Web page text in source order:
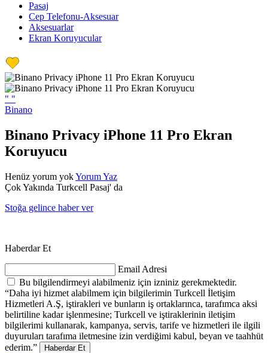
Pasaj
Cep Telefonu-Aksesuar
Aksesuarlar
Ekran Koruyucular
" "
Binano
Binano Privacy iPhone 11 Pro Ekran
Koruyucu
Henüz yorum yokYorum Yaz
Çok Yakında Turkcell Pasaj' da
Stoğa gelince haber ver
Haberdar Et
Email Adresi
Bu bilgilendirmeyi alabilmeniz için izniniz gerekmektedir.
“Daha iyi hizmet alabilmem için bilgilerimin Turkcell İletişim
Hizmetleri A.Ş, iştirakleri ve bunların iş ortaklarınca, tarafımca aksi
belirtiline kadar işlenmesine; Turkcell ve iştiraklerinin iletişim
bilgilerimi kullanarak, kampanya, servis, tarife ve hizmetleri ile ilgili
duyuruları tarafıma iletmesine izin verdiğimi kabul, beyan ve taahhüt
ederim.”
Haberdar Et